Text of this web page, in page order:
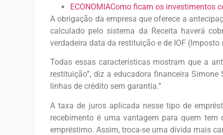
ECONOMIAComo ficam os investimentos
A obrigação da empresa que oferece a
calculado pelo sistema da Receita haverá
verdadeira data da restituição e de IOF (Imposto
Todas essas características mostram que a
restituição”, diz a educadora financeira
linhas de crédito sem garantia.”
A taxa de juros aplicada nesse tipo de
recebimento é uma vantagem para quem
empréstimo. Assim, troca-se uma dívida mais